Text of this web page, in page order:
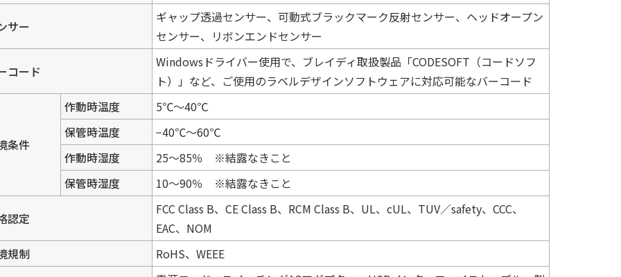
サー
ギャップ透過センサー、可動式ブラックマーク反射センサー、ヘッドオープン
センサー、リボンエンドセンサー
コード
Windowsドライバー使用で、ブレイディ取扱製品「CODESOFT（コードソフ
ト）」など、ご使用のラベルデザインソフトウェアに対応可能なバーコード
条件
作動時温度
5℃～40℃
保管時温度
−40℃～60℃
作動時湿度
25～85％ ※結露なきこと
保管時湿度
10～90％ ※結露なきこと
認定
FCC Class B、CE Class B、RCM Class B、UL、cUL、TUV／safety、CCC、
EAC、NOM
規制
RoHS、WEEE